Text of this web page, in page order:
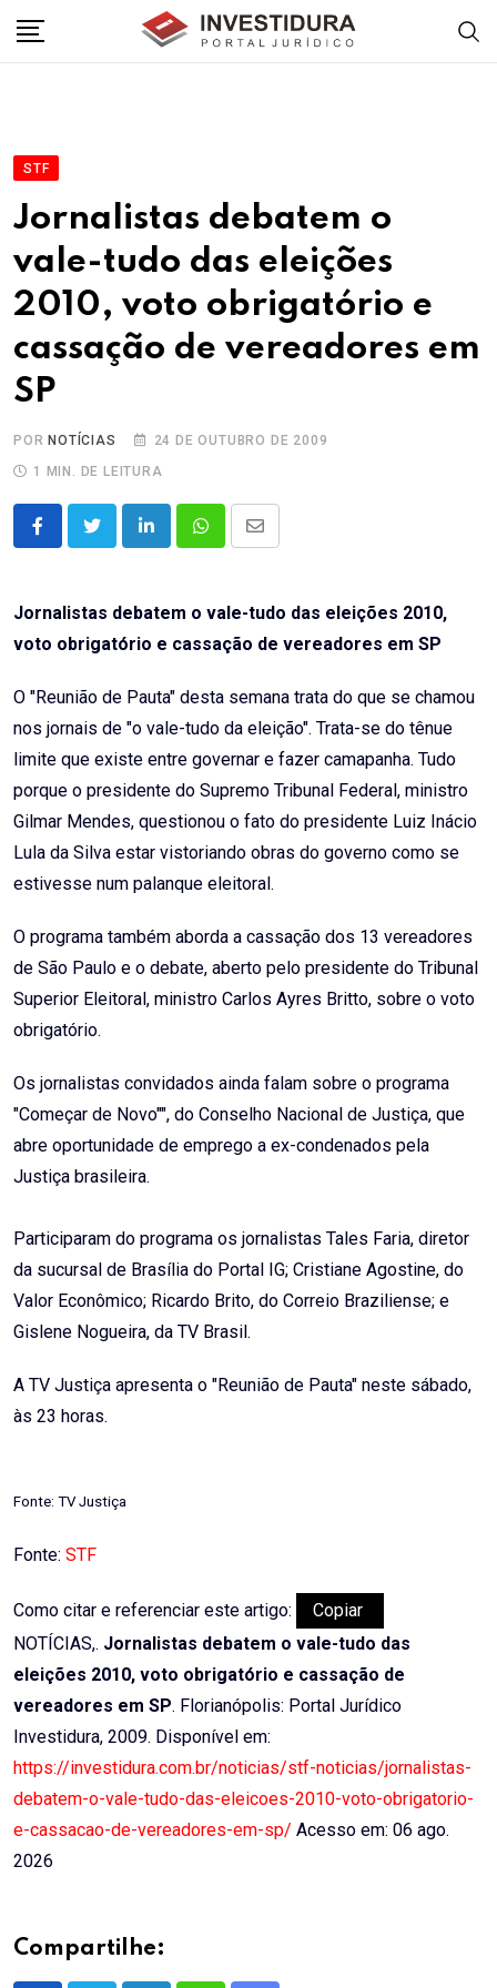
STF
Jornalistas debatem o
vale-tudo das eleições
2010, voto obrigatório e
cassação de vereadores em
SP
POR NOTÍCIAS
24 DE OUTUBRO DE 2009
1 MIN. DE LEITURA
LinkedInWhatsappShare
Email
Jornalistas debatem o vale-tudo das eleições 2010,
voto obrigatório e cassação de vereadores em SP
O "Reunião de Pauta" desta semana trata do que se chamou
nos jornais de "o vale-tudo da eleição". Trata-se do tênue
limite que existe entre governar e fazer camapanha. Tudo
porque o presidente do Supremo Tribunal Federal, ministro
Gilmar Mendes, questionou o fato do presidente Luiz Inácio
Lula da Silva estar vistoriando obras do governo como se
estivesse num palanque eleitoral.
O programa também aborda a cassação dos 13 vereadores
de São Paulo e o debate, aberto pelo presidente do Tribunal
Superior Eleitoral, ministro Carlos Ayres Britto, sobre o voto
obrigatório.
Os jornalistas convidados ainda falam sobre o programa
"Começar de Novo"", do Conselho Nacional de Justiça, que
abre oportunidade de emprego a ex-condenados pela
Justiça brasileira.
Participaram do programa os jornalistas Tales Faria, diretor
da sucursal de Brasília do Portal IG; Cristiane Agostine, do
Valor Econômico; Ricardo Brito, do Correio Braziliense; e
Gislene Nogueira, da TV Brasil.
A TV Justiça apresenta o "Reunião de Pauta" neste sábado,
às 23 horas.
Fonte: TV Justiça
Fonte: STF
Como citar e referenciar este artigo:
Copiar
NOTÍCIAS,. Jornalistas debatem o vale-tudo das
eleições 2010, voto obrigatório e cassação de
vereadores em SP. Florianópolis: Portal Jurídico
Investidura, 2009. Disponível em:
https://investidura.com.br/noticias/stf-noticias/jornalistas-
debatem-o-vale-tudo-das-eleicoes-2010-voto-obrigatorio-
e-cassacao-de-vereadores-em-sp/ Acesso em: 06 ago.
2026
Compartilhe: